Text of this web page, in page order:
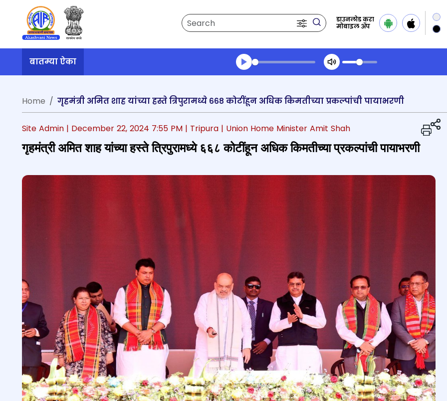
Search
डाउनलोड करा
मोबाइल ॲप
बातम्या ऐका
Transcript summary
Home
गृहमंत्री अमित शाह यांच्या हस्ते त्रिपुरामध्ये ६६८ कोटींहून अधिक किमतीच्या प्रकल्पांची पायाभरणी
Site Admin | December 22, 2024 7:55 PM | Tripura | Union Home Minister Amit Shah
गृहमंत्री अमित शाह यांच्या हस्ते त्रिपुरामध्ये ६६८ कोटींहून अधिक किमतीच्या प्रकल्पांची पायाभरणी